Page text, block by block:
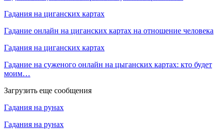
Гадания на циганских картах
Гадание онлайн на циганских картах на отношение человека
Гадания на циганских картах
Гадание на суженого онлайн на цыганских картах: кто будет
моим…
Загрузить еще сообщения
Гадания на рунах
Гадания на рунах